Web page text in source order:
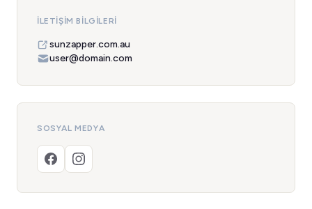
İLETIŞIM BILGILERI
sunzapper.com.au
user@domain.com
SOSYAL MEDYA